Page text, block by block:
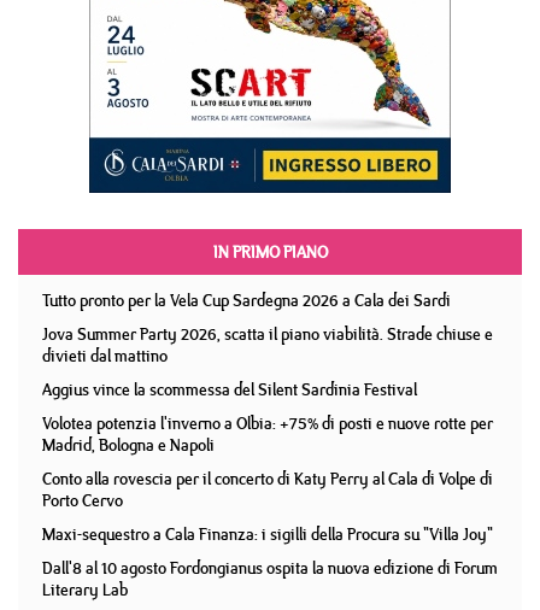
IN PRIMO PIANO
Tutto pronto per la Vela Cup Sardegna 2026 a Cala dei Sardi
Jova Summer Party 2026, scatta il piano viabilità. Strade chiuse e
divieti dal mattino
Aggius vince la scommessa del Silent Sardinia Festival
Volotea potenzia l'inverno a Olbia: +75% di posti e nuove rotte per
Madrid, Bologna e Napoli
Conto alla rovescia per il concerto di Katy Perry al Cala di Volpe di
Porto Cervo
Maxi-sequestro a Cala Finanza: i sigilli della Procura su "Villa Joy"
Dall'8 al 10 agosto Fordongianus ospita la nuova edizione di Forum
Literary Lab